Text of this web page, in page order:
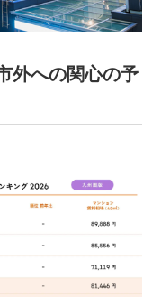
外への関心の予